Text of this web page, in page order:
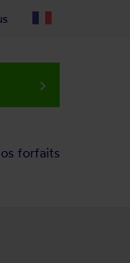
keyboard_arrow_right
forfaits